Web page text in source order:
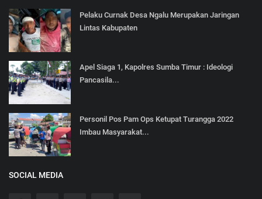
Pelaku Curnak Desa Ngalu Merupakan Jaringan
Lintas Kabupaten
Apel Siaga 1, Kapolres Sumba Timur : Ideologi
Pancasila...
Personil Pos Pam Ops Ketupat Turangga 2022
Imbau Masyarakat...
SOCIAL MEDIA